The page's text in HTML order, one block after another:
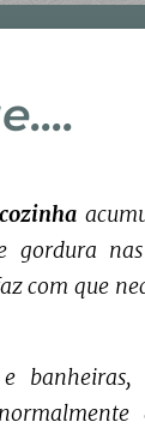
gordura
com que